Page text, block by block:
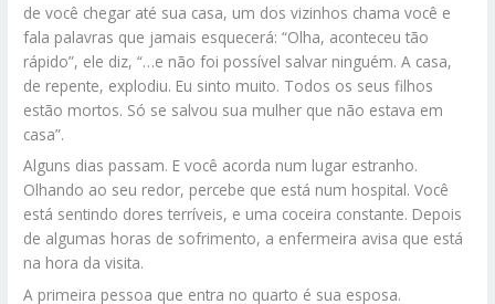
de você chegar até sua casa, um dos vizinhos chama você e
fala palavras que jamais esquecerá: “Olha, aconteceu tão
rápido”, ele diz, “…e não foi possível salvar ninguém. A casa,
de repente, explodiu. Eu sinto muito. Todos os seus filhos
estão mortos. Só se salvou sua mulher que não estava em
casa”.
Alguns dias passam. E você acorda num lugar estranho.
Olhando ao seu redor, percebe que está num hospital. Você
está sentindo dores terríveis, e uma coceira constante. Depois
de algumas horas de sofrimento, a enfermeira avisa que está
na hora da visita.
A primeira pessoa que entra no quarto é sua esposa.